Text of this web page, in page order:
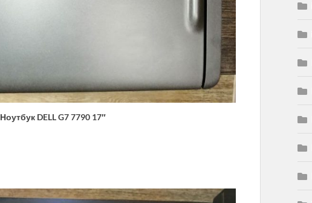
Ноутбук DELL G7 7790 17″